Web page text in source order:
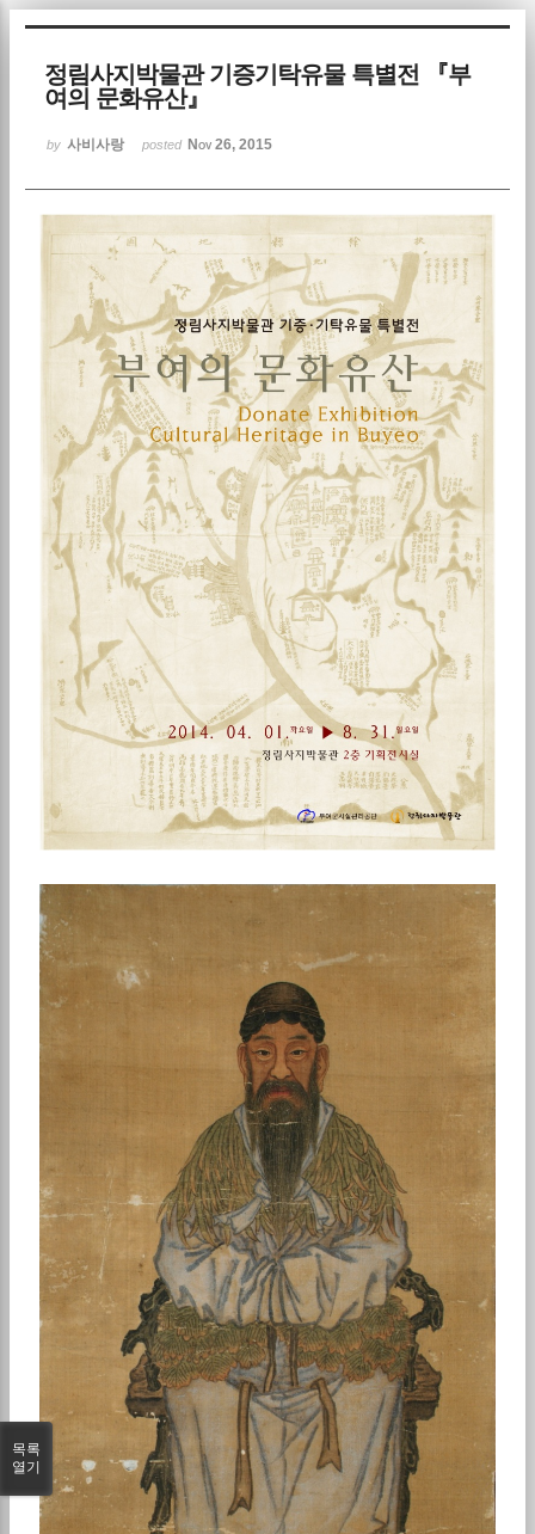
정림사지박물관 기증기탁유물 특별전 『부
여의 문화유산』
by 사비사랑 posted Nov 26, 2015
목록
열기
Sketchbook5, 스케치북5
Sketchbook5, 스케치북5